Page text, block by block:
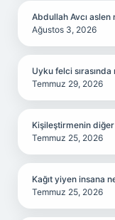
Abdullah Avcı aslen
Ağustos 3, 2026
Uyku felci sırasında
Temmuz 29, 2026
Kişileştirmenin diğer
Temmuz 25, 2026
Kağıt yiyen insana
Temmuz 25, 2026